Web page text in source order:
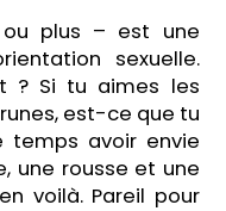
plus – est une
sexuelle.
? Si tu aimes les
est-ce que tu
temps avoir envie
une rousse et une
voilà. Pareil pour